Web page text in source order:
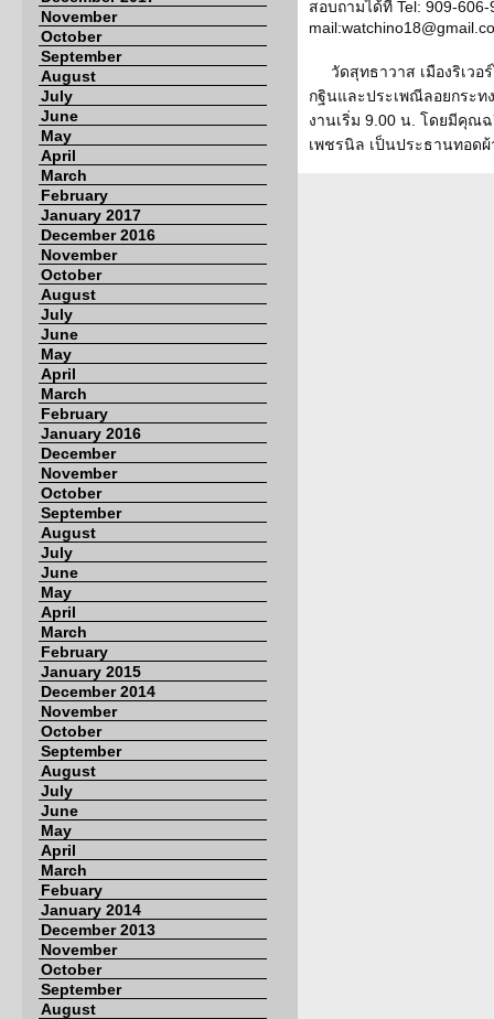
November
October
September
August
July
June
May
April
March
February
January 2017
December 2016
November
October
August
July
June
May
April
March
February
January 2016
December
November
October
September
August
July
June
May
April
March
February
January 2015
December 2014
November
October
September
August
July
June
May
April
March
Febuary
January 2014
December 2013
November
October
September
August
สอบถามได้ที่ Tel: 909-606-
วัดสุทธาวาส เมืองริเว
กฐินและประเพณีลอยกระท
งานเริ่ม 9.00 น. โดยมีคุณ
เพชรนิล เป็นประธานทอด